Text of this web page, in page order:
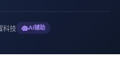
科技 AI辅助